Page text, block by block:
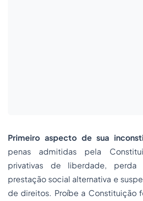
Primeiro aspecto de sua
penas admitidas pela
privativas de liberdade,
prestação social alternativa e
de direitos. Proíbe a Constituição